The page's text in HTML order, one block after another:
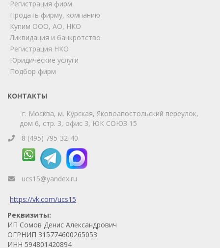
Регистрация фирм
Продать фирму, компанию
Купим ООО, АО, НКО
Ликвидация и банкротство
Регистрация НКО
Юридические услуги
Подбор фирм
КОНТАКТЫ
г. Москва, м. Курская, Яковоапостольский переулок,
дом 6, стр. 3, офис 3, ЮК СОЮЗ 15
8 (495) 795-32-40
ucs15@yandex.ru
https://vk.com/ucs15
Реквизиты:
ИП Сомов Денис Александрович
ОГРНИП 315774600265053
ИНН 594801420894
Позвоните нам или свяжитесь с нами через любой
удобный мессенджер!
Telegram
Телефон